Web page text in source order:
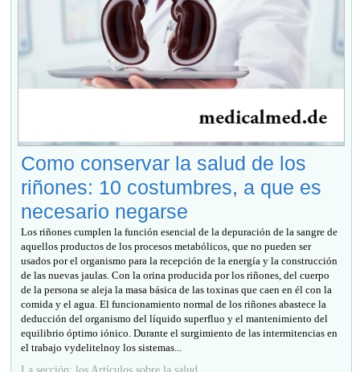
Como conservar la salud de los
riñones: 10 costumbres, a que es
necesario negarse
Los riñones cumplen la función esencial de la depuración de la sangre de
aquellos productos de los procesos metabólicos, que no pueden ser
usados por el organismo para la recepción de la energía y la construcción
de las nuevas jaulas. Con la orina producida por los riñones, del cuerpo
de la persona se aleja la masa básica de las toxinas que caen en él con la
comida y el agua. El funcionamiento normal de los riñones abastece la
deducción del organismo del líquido superfluo y el mantenimiento del
equilibrio óptimo iónico. Durante el surgimiento de las intermitencias en
el trabajo vydelitelnoy los sistemas...